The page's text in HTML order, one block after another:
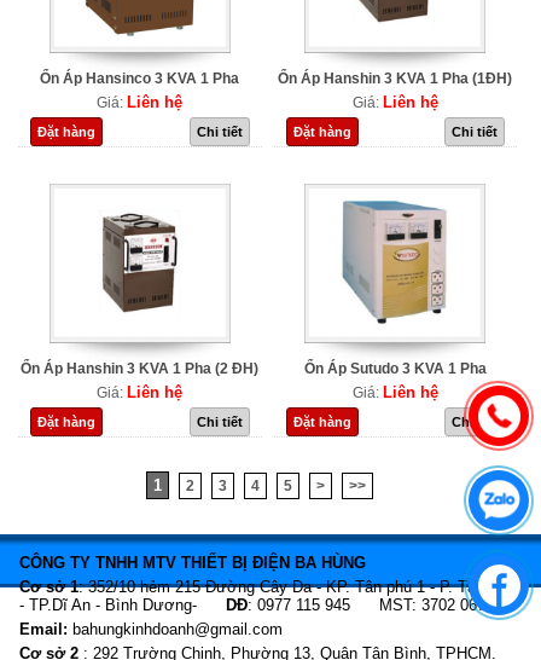
Ổn Áp Hansinco 3 KVA 1 Pha
Giá: Liên hệ
Đặt hàng Chi tiết
Ổn Áp Hanshin 3 KVA 1 Pha (1ĐH)
Giá: Liên hệ
Đặt hàng Chi tiết
Ổn Áp Hanshin 3 KVA 1 Pha (2 ĐH)
Giá: Liên hệ
Đặt hàng Chi tiết
Ổn Áp Sutudo 3 KVA 1 Pha
Giá: Liên hệ
Đặt hàng Chi tiết
1 2 3 4 5 > >>
CÔNG TY TNHH MTV THIẾT BỊ ĐIỆN BA HÙNG
Cơ sở 1: 352/10 hẻm 215 Đường Cây Da - KP. Tân phú 1 - P. Tân Bình
- TP.Dĩ An - Bình Dương-
DĐ: 0977 115 945 MST: 3702 067 466
Email: bahungkinhdoanh@gmail.com
Cơ sở 2 : 292 Trường Chinh, Phường 13, Quận Tân Bình, TPHCM.